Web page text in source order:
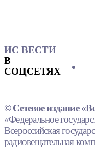
ИС ВЕСТИ
В
СОЦСЕТЯХ
© Сетевое издание
«Федеральное
Всероссийская
радиовещательная